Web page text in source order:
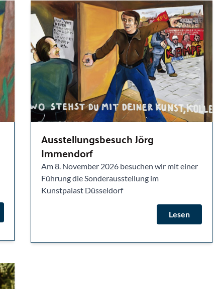
Ausstellungsbesuch Jörg
Immendorf
Am 8. November 2026 besuchen wir mit einer
Führung die Sonderausstellung im
Kunstpalast Düsseldorf
Lesen